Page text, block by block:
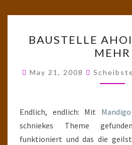
(3)
…
UND
BAUSTELLE
MEHR
May 21, 2008
Endlich, endlich: Mit Mandigo
schniekes Theme
funktioniert und das die